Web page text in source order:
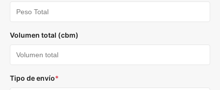
Volumen total (cbm)
Tipo de envío*